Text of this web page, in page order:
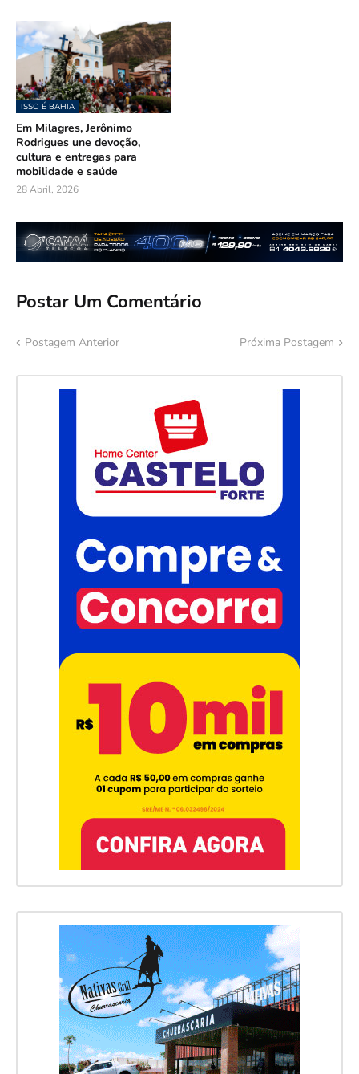
ISSO É BAHIA
Em Milagres, Jerônimo
Rodrigues une devoção,
cultura e entregas para
mobilidade e saúde
28 Abril, 2026
Postar Um Comentário
Postagem Anterior Próxima Postagem